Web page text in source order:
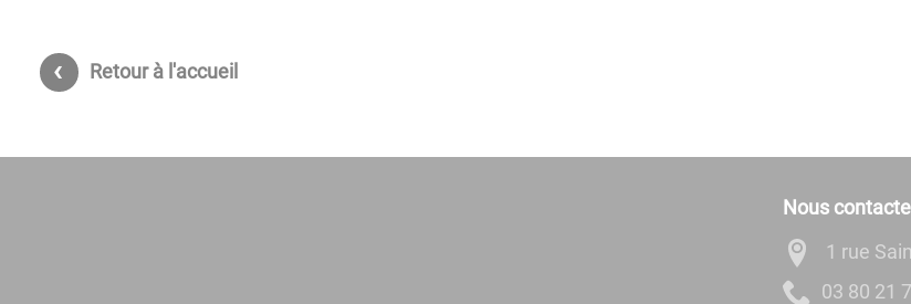
Retour à l'accueil
Nous
1 rue
26 77 12